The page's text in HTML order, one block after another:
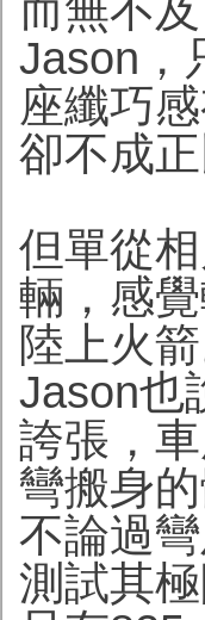
而無不
Jason，
座纖巧
卻不成正
但單從
輛，感
陸上火
Jason也
誇張，
彎搬身
不論過
測試其